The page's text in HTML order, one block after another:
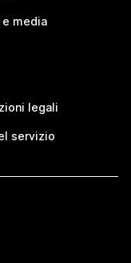
e media
legali
servizio